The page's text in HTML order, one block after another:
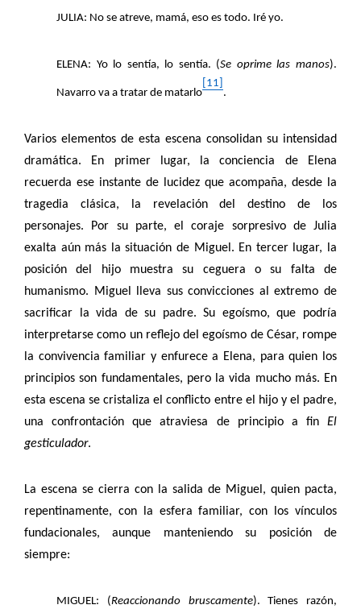
JULIA: No se atreve, mamá, eso es todo. Iré yo.
ELENA: Yo lo sentía, lo sentía. (Se oprime las manos).
Navarro va a tratar de matarlo
[11]
.
Varios elementos de esta escena consolidan su intensidad
dramática. En primer lugar, la conciencia de Elena
recuerda ese instante de lucidez que acompaña, desde la
tragedia clásica, la revelación del destino de los
personajes. Por su parte, el coraje sorpresivo de Julia
exalta aún más la situación de Miguel. En tercer lugar, la
posición del hijo muestra su ceguera o su falta de
humanismo. Miguel lleva sus convicciones al extremo de
sacrificar la vida de su padre. Su egoísmo, que podría
interpretarse como un reflejo del egoísmo de César, rompe
la convivencia familiar y enfurece a Elena, para quien los
principios son fundamentales, pero la vida mucho más. En
esta escena se cristaliza el conflicto entre el hijo y el padre,
una confrontación que atraviesa de principio a fin El
gesticulador.
La escena se cierra con la salida de Miguel, quien pacta,
repentinamente, con la esfera familiar, con los vínculos
fundacionales, aunque manteniendo su posición de
siempre:
MIGUEL: (Reaccionando bruscamente). Tienes razón,